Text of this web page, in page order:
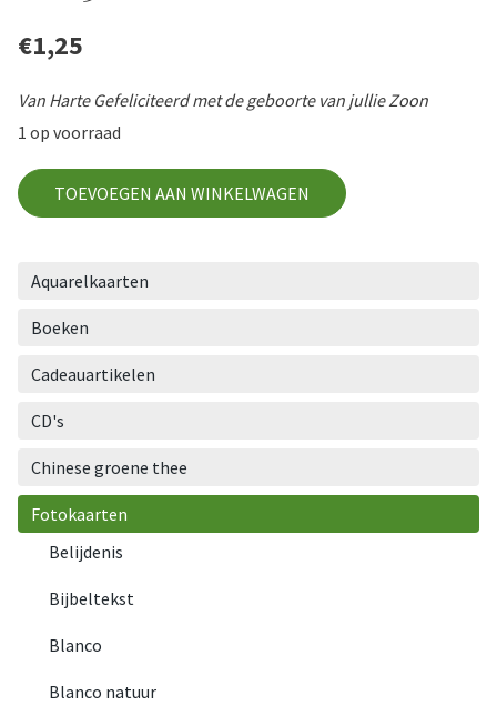
Aquarelkaarten
Boeken
Cadeauartikelen
CD's
Chinese groene thee
Fotokaarten
Belijdenis
Bijbeltekst
Blanco
Blanco natuur
€1,25
Van Harte Gefeliciteerd met de geboorte van jullie Zoon
1 op voorraad
GZ23
aantalTOEVOEGEN AAN WINKELWAGEN